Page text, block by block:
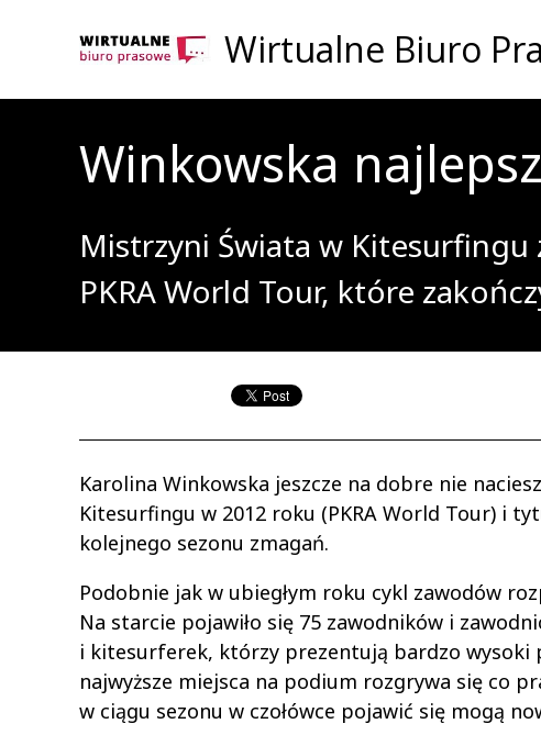
Wirtualne Biuro
Winkowska
Mistrzyni Świata w Kitesurfingu
PKRA World Tour, które
Karolina Winkowska jeszcze na dobre nie
Kitesurfingu w 2012 roku (PKRA World Tour) i
kolejnego sezonu zmagań.
Podobnie jak w ubiegłym roku cykl zawodów
Na starcie pojawiło się 75 zawodników i
i kitesurferek, którzy prezentują bardzo wysoki
najwyższe miejsca na podium rozgrywa się co
w ciągu sezonu w czołówce pojawić się mogą